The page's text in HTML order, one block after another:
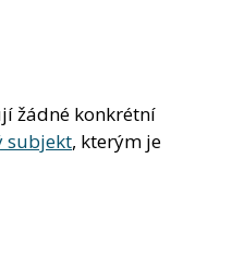
žádné konkrétní
subjekt, kterým je